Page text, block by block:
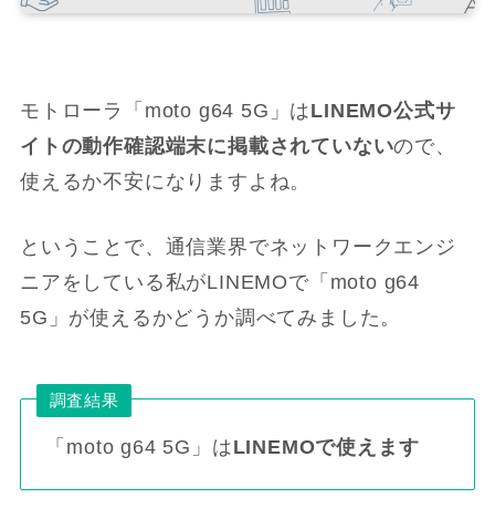
モトローラ「moto g64 5G」はLINEMO公式サ
イトの動作確認端末に掲載されていないので、
使えるか不安になりますよね。
ということで、通信業界でネットワークエンジ
ニアをしている私がLINEMOで「moto g64
5G」が使えるかどうか調べてみました。
調査結果
「moto g64 5G」はLINEMOで使えます